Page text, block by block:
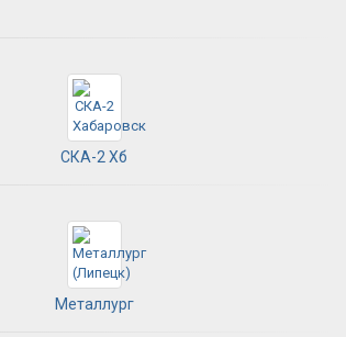
СКА-2 Хб
Металлург